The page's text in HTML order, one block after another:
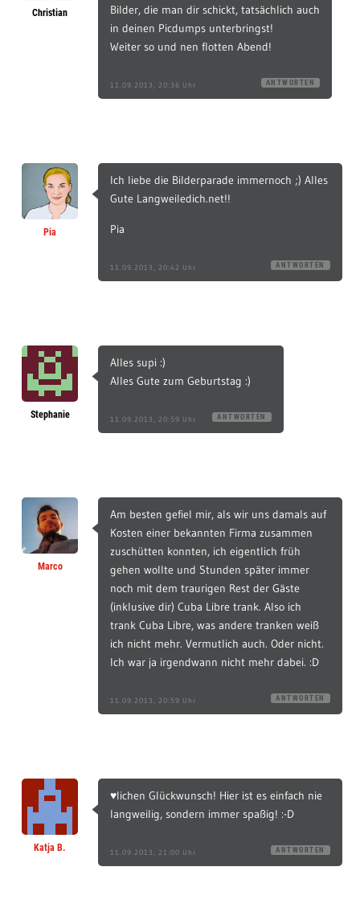
Christian
Bilder, die man dir schickt, tatsächlich auch
in deinen Picdumps unterbringst!
Weiter so und nen flotten Abend!
11.09.2013, 20:36 Uhr ANTWORTEN
Pia
Ich liebe die Bilderparade immernoch ;) Alles
Gute Langweiledich.net!!
Pia
11.09.2013, 20:42 Uhr ANTWORTEN
Stephanie
Alles supi :)
Alles Gute zum Geburtstag :)
11.09.2013, 20:59 Uhr ANTWORTEN
Marco
Am besten gefiel mir, als wir uns damals auf
Kosten einer bekannten Firma zusammen
zuschütten konnten, ich eigentlich früh
gehen wollte und Stunden später immer
noch mit dem traurigen Rest der Gäste
(inklusive dir) Cuba Libre trank. Also ich
trank Cuba Libre, was andere tranken weiß
ich nicht mehr. Vermutlich auch. Oder nicht.
Ich war ja irgendwann nicht mehr dabei. :D
11.09.2013, 20:59 Uhr ANTWORTEN
Katja B.
♥lichen Glückwunsch! Hier ist es einfach nie
langweilig, sondern immer spaßig! :-D
11.09.2013, 21:00 Uhr ANTWORTEN